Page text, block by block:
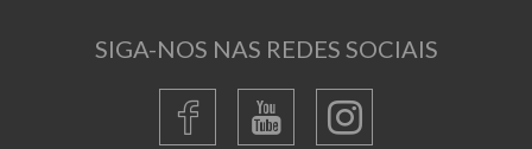
SIGA-NOS NAS REDES SOCIAIS